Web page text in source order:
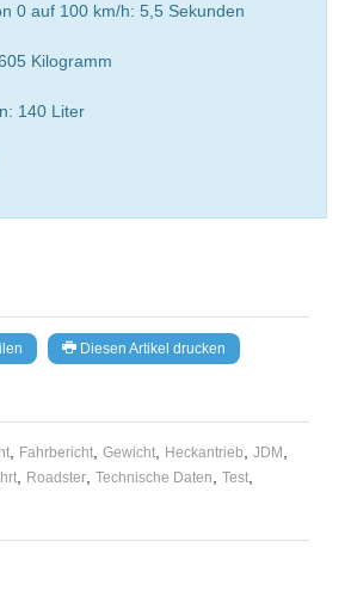
Diesen Artikel drucken
Fahrbericht Gewicht Heckantrieb JDM
Roadster Technische Daten Test
0 auf 100 km/h: 5,5 Sekunden
Kilogramm
140 Liter